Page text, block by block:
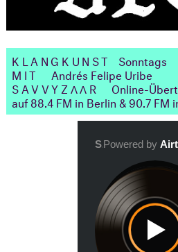
KLANGKUNST Sonntags
MIT
Andrés Felipe Uribe
SAVVYZΛΛR
Online-
auf 88.4 FM in Berlin & 90.7 FM